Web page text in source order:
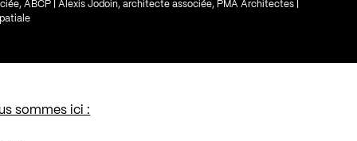
ABCP | Alexis Jodoin, architecte associée, PMA Architectes |
sommes ici :